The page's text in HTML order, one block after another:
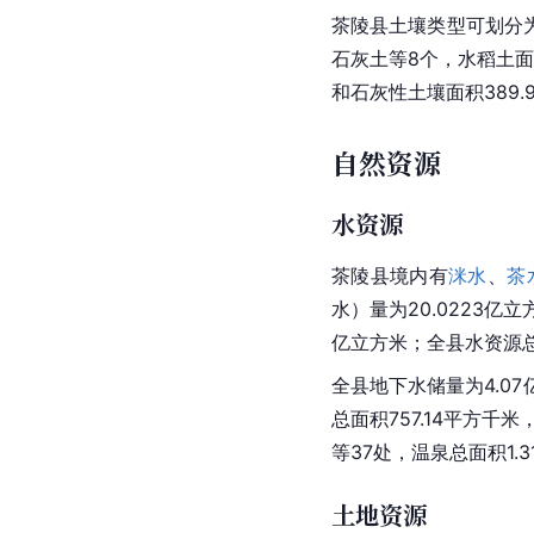
茶陵县土壤类型可划分
石灰土等8个，水稻土
和石灰性土壤面积
自然资源
水资源
茶陵县境内有洣水 、茶
水）量为20.0223亿立
亿立方米；全县水资源
全县地下水储量为4.07
总面积757.14平方千米
等37处，温泉总面积
土地资源